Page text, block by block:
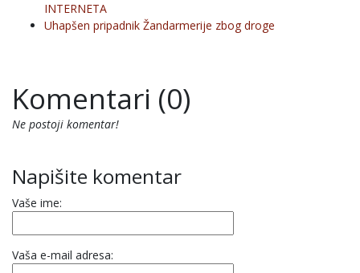
INTERNETA
Uhapšen pripadnik Žandarmerije zbog droge
Komentari (0)
Ne postoji komentar!
Napišite komentar
Vaše ime:
Vaša e-mail adresa: